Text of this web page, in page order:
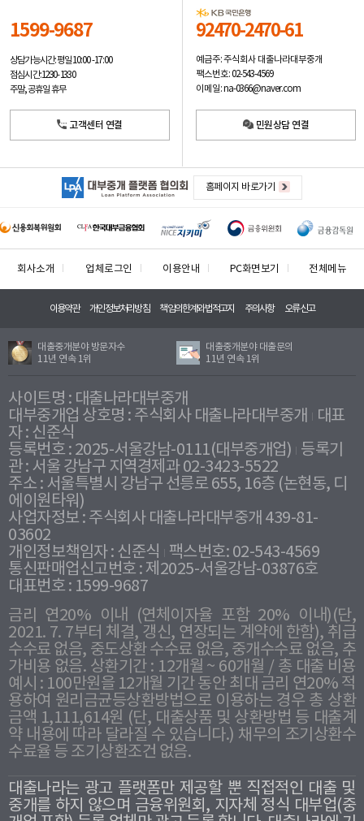
1599-9687
상담가능시간: 평일10:00 -17:00
점심시간: 12:30 - 13:30
주말, 공휴일 휴무
고객센터 연결
92470-2470-61
예금주: 주식회사 대출나라대부중개
팩스번호: 02-543-4569
이메일: na-0366@naver.com
민원상담 연결
홈페이지 바로가기
회사소개 업체로그인 이용안내 PC화면보기 전체메뉴
이용약관 개인정보처리방침 책임의한계와법적고지 주의사항 오류신고
대출중개분야 방문자수
11년 연속 1위
대출중개분야 대출문의
11년 연속 1위
사이트명 : 대출나라대부중개
대부중개업 상호명 : 주식회사 대출나라대부중개
대표
자 : 신준식
등록번호 : 2025-서울강남-0111(대부중개업) 등록기
관 : 서울 강남구 지역경제과 02-3423-5522
주소 : 서울특별시 강남구 선릉로 655, 16층 (논현동, 디
에이원타워)
사업자정보 : 주식회사 대출나라대부중개 439-81-
03602
개인정보책임자 : 신준식
팩스번호: 02-543-4569
통신판매업신고번호 : 제2025-서울강남-03876호
대표번호 : 1599-9687
금리 연20% 이내 (연체이자율 포함 20% 이내)(단,
2021. 7. 7부터 체결, 갱신, 연장되는 계약에 한함), 취급
수수료 없음, 중도상환 수수료 없음, 중개수수료 없음, 추
가비용 없음. 상환기간 : 12개월 ~ 60개월 / 총 대출 비용
예시 : 100만원을 12개월 기간 동안 최대 금리 연20% 적
용하여 원리금균등상환방법으로 이용하는 경우 총 상환
금액 1,111,614원 (단, 대출상품 및 상환방법 등 대출계
약 내용에 따라 달라질 수 있습니다.) 채무의 조기상환수
수료율 등 조기상환조건 없음.
대출나라는 광고 플랫폼만 제공할 뿐 직접적인 대출 및
중개를 하지 않으며 금융위원회, 지자체 정식 대부업(중